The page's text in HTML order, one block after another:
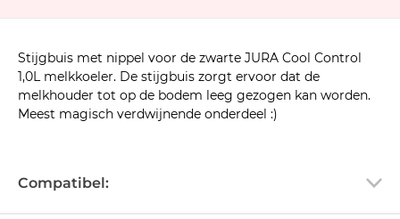
Stijgbuis met nippel voor de zwarte JURA Cool Control
1,0L melkkoeler. De stijgbuis zorgt ervoor dat de
melkhouder tot op de bodem leeg gezogen kan worden.
Meest magisch verdwijnende onderdeel :)
Compatibel: